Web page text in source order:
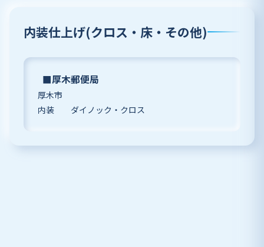
内装仕上げ(クロス・床・その他)
■厚木郵便局
厚木市
内装 ダイノック・クロス